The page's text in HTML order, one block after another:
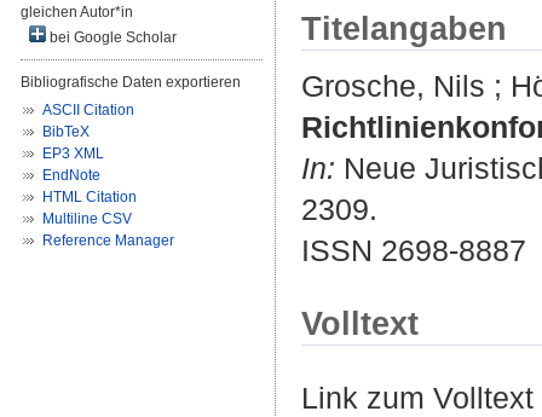
gleichen Autor*in
bei Google Scholar
Bibliografische Daten exportieren
ASCII Citation
BibTeX
EP3 XML
EndNote
HTML Citation
Multiline CSV
Reference Manager
Titelangaben
Grosche, Nils ;
In: Neue
2309.
ISSN 2698-8887
Volltext
Link zum